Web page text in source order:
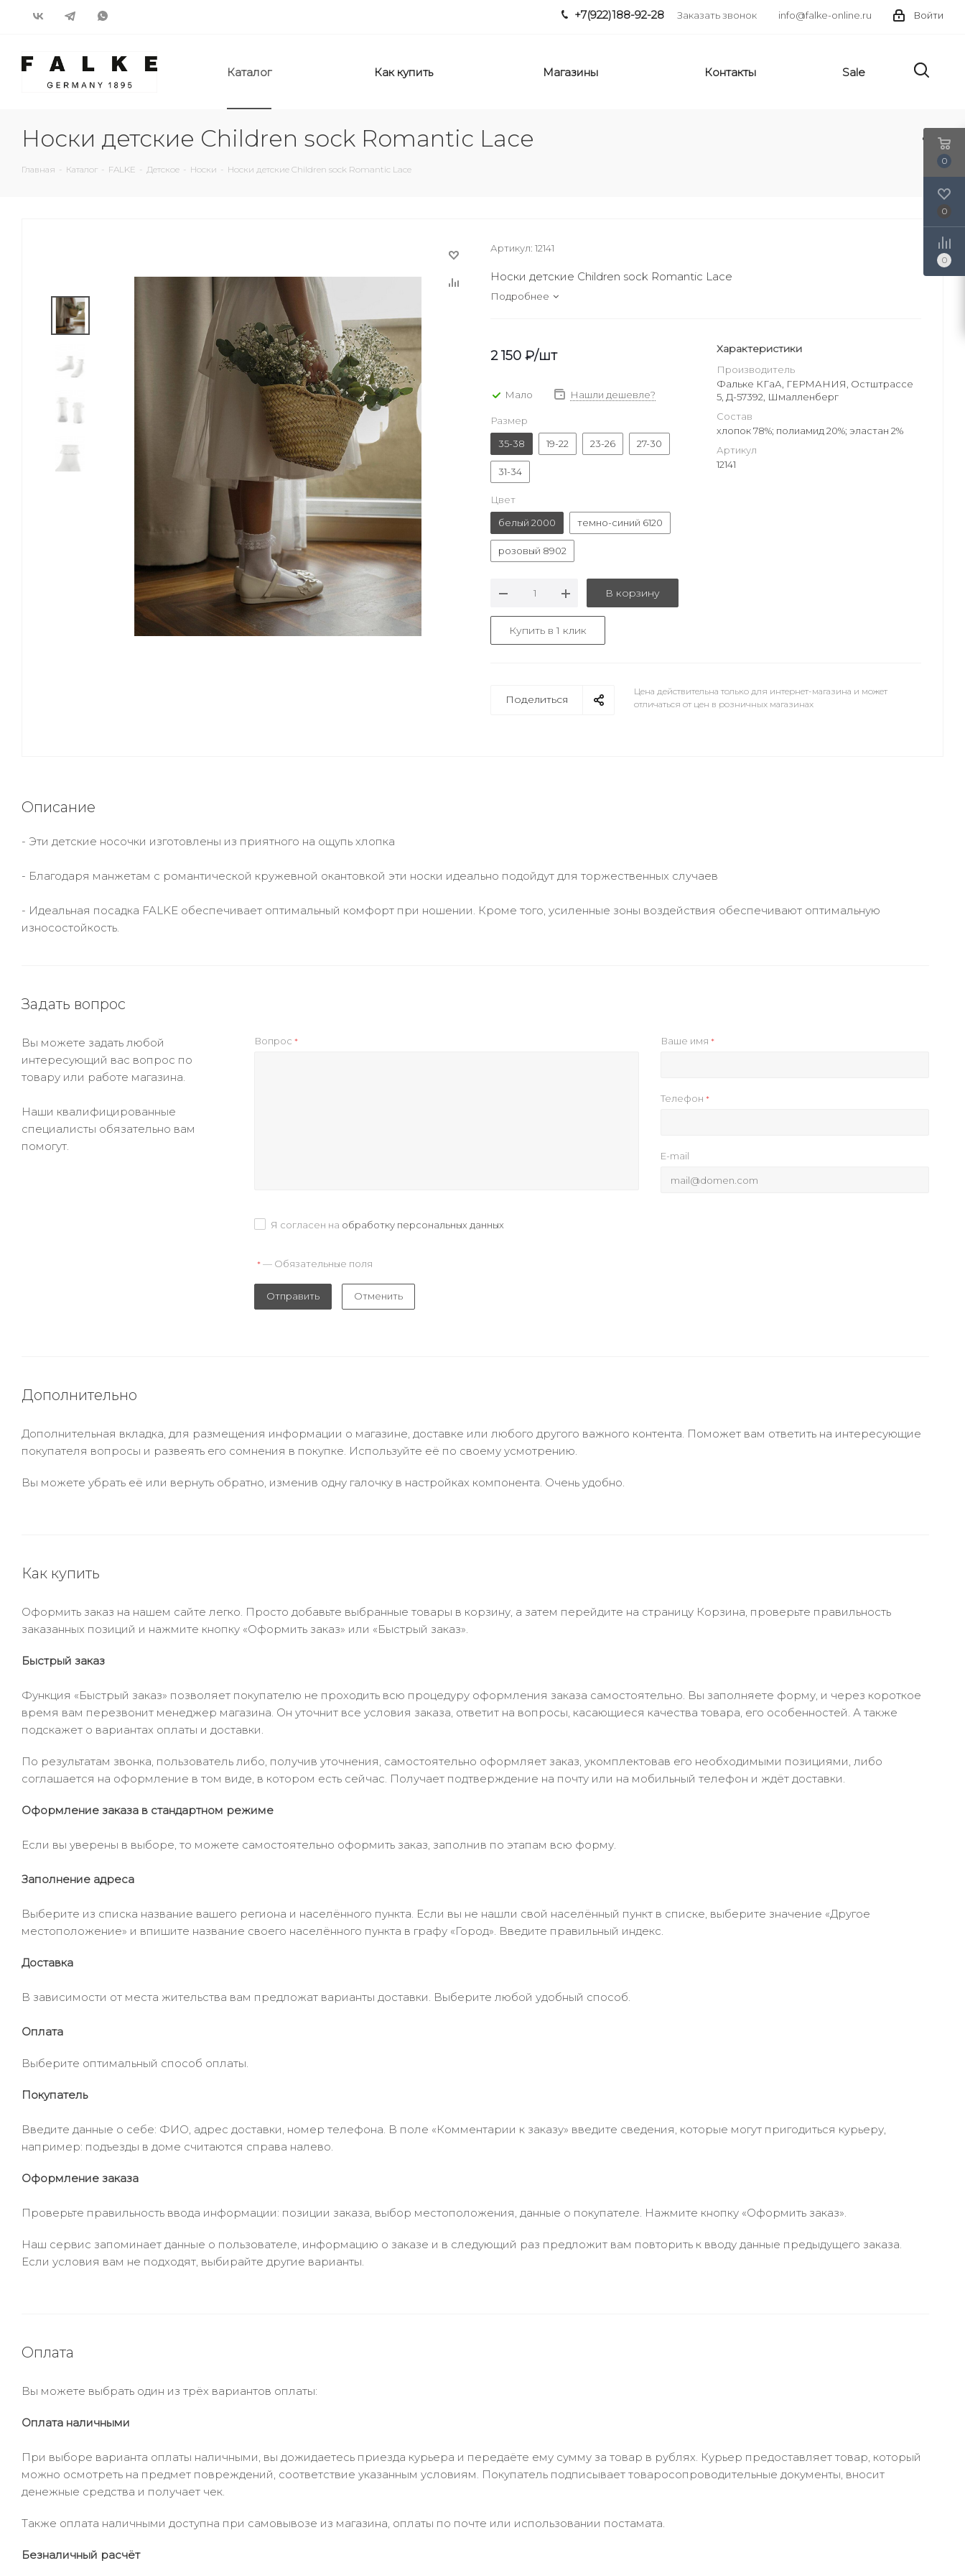
Войти
info@falke-online.ru
+7(922)188-92-28 Заказать звонок
Каталог Как купить Магазины Контакты Sale
Носки детские Children sock Romantic Lace
Главная - Каталог - FALKE - Детское - Носки - Носки детские Children sock Romantic Lace
Артикул: 12141
Носки детские Children sock Romantic Lace
Подробнее
2 150 ₽/шт
Мало Нашли дешевле?
Размер
35-38
19-22 23-26 27-30
31-34
Цвет
белый 2000
темно-синий 6120
розовый 8902
В корзину
Купить в 1 клик
Характеристики
Производитель
Фальке КГаА, ГЕРМАНИЯ, Остштрассе
5, Д-57392, Шмалленберг
Состав
хлопок 78%; полиамид 20%; эластан 2%
Артикул
12141
Поделиться
Цена действительна только для интернет-магазина и может
отличаться от цен в розничных магазинах
Описание
- Эти детские носочки изготовлены из приятного на ощупь хлопка
- Благодаря манжетам с романтической кружевной окантовкой эти носки идеально подойдут для торжественных случаев
- Идеальная посадка FALKE обеспечивает оптимальный комфорт при ношении. Кроме того, усиленные зоны воздействия обеспечивают оптимальную
износостойкость.
Задать вопрос
Вы можете задать любой
интересующий вас вопрос по
товару или работе магазина.
Наши квалифицированные
специалисты обязательно вам
помогут.
Вопрос * Ваше имя *
Телефон *
E-mail
Я согласен на обработку персональных данных
*— Обязательные поля
Отправить Отменить
Дополнительно
Дополнительная вкладка, для размещения информации о магазине, доставке или любого другого важного контента. Поможет вам ответить на интересующие
покупателя вопросы и развеять его сомнения в покупке. Используйте её по своему усмотрению.
Вы можете убрать её или вернуть обратно, изменив одну галочку в настройках компонента. Очень удобно.
Как купить
Оформить заказ на нашем сайте легко. Просто добавьте выбранные товары в корзину, а затем перейдите на страницу Корзина, проверьте правильность
заказанных позиций и нажмите кнопку «Оформить заказ» или «Быстрый заказ».
Быстрый заказ
Функция «Быстрый заказ» позволяет покупателю не проходить всю процедуру оформления заказа самостоятельно. Вы заполняете форму, и через короткое
время вам перезвонит менеджер магазина. Он уточнит все условия заказа, ответит на вопросы, касающиеся качества товара, его особенностей. А также
подскажет о вариантах оплаты и доставки.
По результатам звонка, пользователь либо, получив уточнения, самостоятельно оформляет заказ, укомплектовав его необходимыми позициями, либо
соглашается на оформление в том виде, в котором есть сейчас. Получает подтверждение на почту или на мобильный телефон и ждёт доставки.
Оформление заказа в стандартном режиме
Если вы уверены в выборе, то можете самостоятельно оформить заказ, заполнив по этапам всю форму.
Заполнение адреса
Выберите из списка название вашего региона и населённого пункта. Если вы не нашли свой населённый пункт в списке, выберите значение «Другое
местоположение» и впишите название своего населённого пункта в графу «Город». Введите правильный индекс.
Доставка
В зависимости от места жительства вам предложат варианты доставки. Выберите любой удобный способ.
Оплата
Выберите оптимальный способ оплаты.
Покупатель
Введите данные о себе: ФИО, адрес доставки, номер телефона. В поле «Комментарии к заказу» введите сведения, которые могут пригодиться курьеру,
например: подъезды в доме считаются справа налево.
Оформление заказа
Проверьте правильность ввода информации: позиции заказа, выбор местоположения, данные о покупателе. Нажмите кнопку «Оформить заказ».
Наш сервис запоминает данные о пользователе, информацию о заказе и в следующий раз предложит вам повторить к вводу данные предыдущего заказа.
Если условия вам не подходят, выбирайте другие варианты.
Оплата
Вы можете выбрать один из трёх вариантов оплаты:
Оплата наличными
При выборе варианта оплаты наличными, вы дожидаетесь приезда курьера и передаёте ему сумму за товар в рублях. Курьер предоставляет товар, который
можно осмотреть на предмет повреждений, соответствие указанным условиям. Покупатель подписывает товаросопроводительные документы, вносит
денежные средства и получает чек.
Также оплата наличными доступна при самовывозе из магазина, оплаты по почте или использовании постамата.
Безналичный расчёт
0
0
0